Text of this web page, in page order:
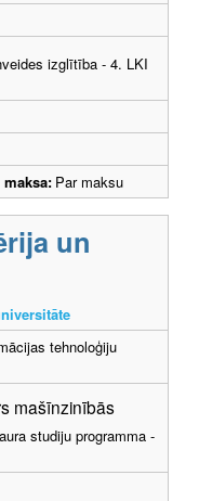
izglītība - 4. LKI
Par maksu
un
tehnoloģiju
mašīnzinībās
studiju programma -